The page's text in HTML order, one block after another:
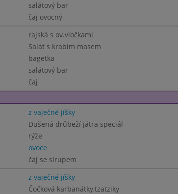
salátový bar
čaj ovocný
rajská s ov.vločkami
Salát s krabím masem
bagetka
salátový bar
čaj
z vaječné jíšky
Dušená drůbeží játra speciál
rýže
ovoce
čaj se sirupem
z vaječné jíšky
Čočková karbanátky,tzatziky